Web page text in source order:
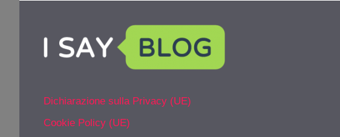
Dichiarazione sulla Privacy (UE)
Cookie Policy (UE)